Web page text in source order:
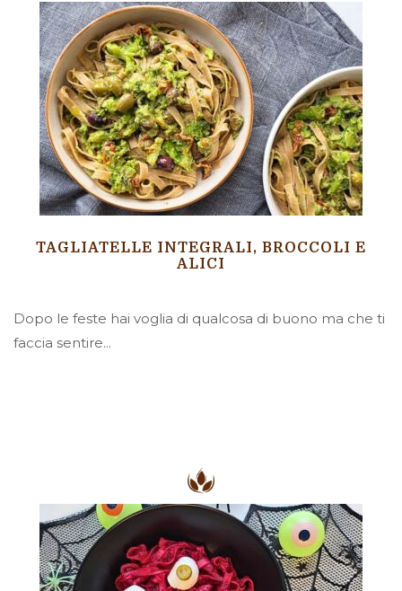
TAGLIATELLE INTEGRALI, BROCCOLI E
ALICI
Dopo le feste hai voglia di qualcosa di buono ma che ti
faccia sentire...